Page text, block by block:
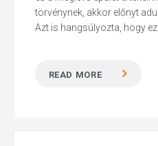
törvénynek, akkor előnyt
Azt is hangsúlyozta, hogy ez
READ MORE